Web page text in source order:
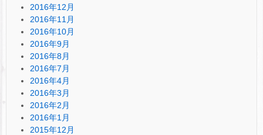
2016年12月
2016年11月
2016年10月
2016年9月
2016年8月
2016年7月
2016年4月
2016年3月
2016年2月
2016年1月
2015年12月